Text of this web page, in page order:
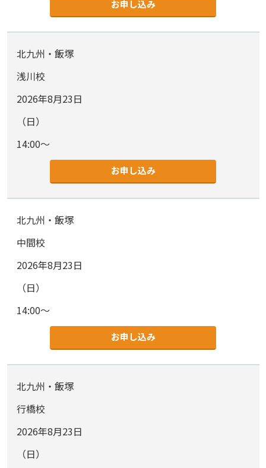
お申し込み
北九州・飯塚
浅川校
2026年8月23日
（日）
14:00～
お申し込み
北九州・飯塚
中間校
2026年8月23日
（日）
14:00～
お申し込み
北九州・飯塚
行橋校
2026年8月23日
（日）